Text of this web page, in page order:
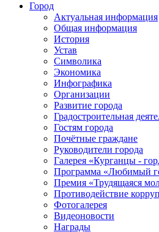
Город
Актуальная информация
Общая информация
История
Устав
Символика
Экономика
Инфографика
Организации
Развитие города
Градостроительная
Гостям города
Почётные граждане
Руководители города
Галерея «Курганцы -
Программа «Любимый
Премия «Трудящаяся
Противодействие
Фотогалерея
Видеоновости
Награды